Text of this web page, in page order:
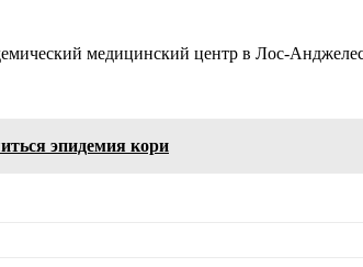
медицинский центр в Лос-
эпидемия кори